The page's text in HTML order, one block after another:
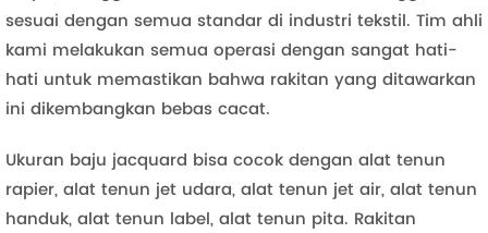
sesuai dengan semua standar di industri tekstil. Tim ahli
kami melakukan semua operasi dengan sangat hati-
hati untuk memastikan bahwa rakitan yang ditawarkan
ini dikembangkan bebas cacat.
Ukuran baju jacquard bisa cocok dengan alat tenun
rapier, alat tenun jet udara, alat tenun jet air, alat tenun
handuk, alat tenun label, alat tenun pita. Rakitan